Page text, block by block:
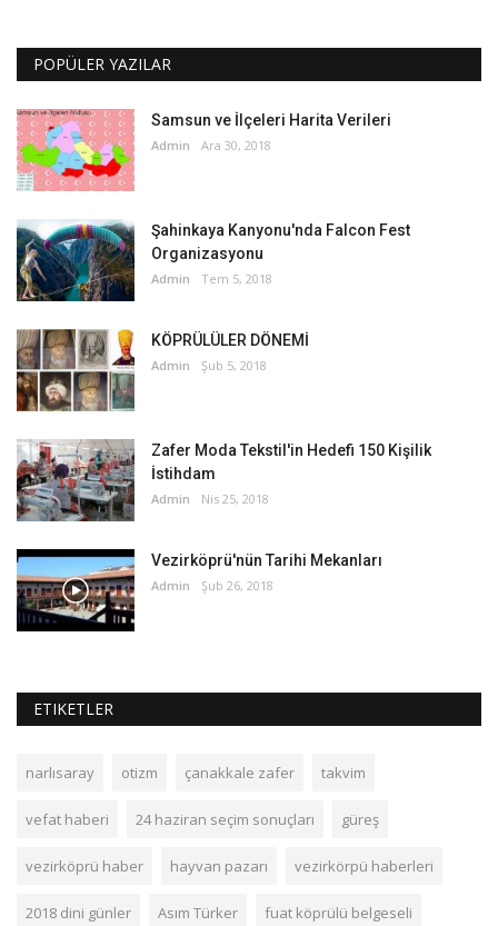
POPÜLER YAZILAR
Samsun ve İlçeleri Harita Verileri
Admin Ara 30, 2018
Şahinkaya Kanyonu'nda Falcon Fest
Organizasyonu
Admin Tem 5, 2018
KÖPRÜLÜLER DÖNEMİ
Admin Şub 5, 2018
Zafer Moda Tekstil'in Hedefi 150 Kişilik
İstihdam
Admin Nis 25, 2018
Vezirköprü'nün Tarihi Mekanları
Admin Şub 26, 2018
ETIKETLER
narlısaray otizm çanakkale zafer takvim
vefat haberi 24 haziran seçim sonuçları güreş
vezirköprü haber hayvan pazarı vezirkörpü haberleri
2018 dini günler Asım Türker fuat köprülü belgeseli